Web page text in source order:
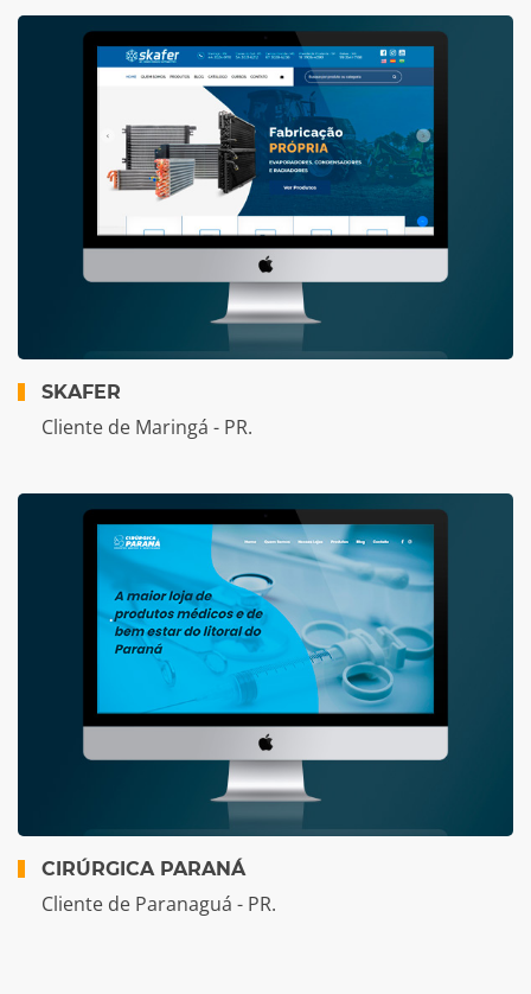
SKAFER
Cliente de Maringá - PR.
CIRÚRGICA PARANÁ
Cliente de Paranaguá - PR.